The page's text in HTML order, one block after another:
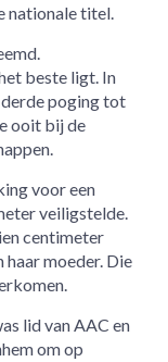
nationale titel.
beste ligt. In
poging tot
ooit bij de
voor een
veiligstelde.
centimeter
moeder. Die
lid van AAC en
om op